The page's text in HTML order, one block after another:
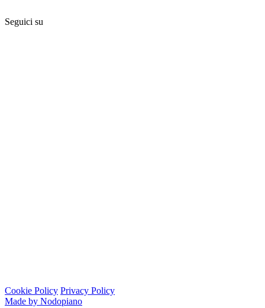
Seguici su
Cookie Policy Privacy Policy
Made by Nodopiano